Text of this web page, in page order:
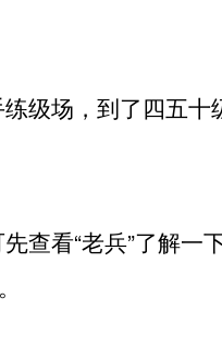
级场，到了四五
查看“老兵”了解一